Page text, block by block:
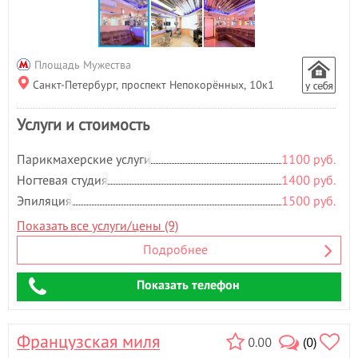
Наращивание волос- 1
Наращивание ногтей- 3
Наращивание ресниц
Нехирургическая
Ногтевая студия- 30
Носогубная складка
О
Обертывание- 7
Оздоровительный массаж
Окрашивание бровей- 3
Окрашивание ресниц- 2
Парафиновые ванночки- 4
Педикюр- 5
Площадь Мужества
Санкт-Петербург, проспект Непокорённых, 10к1
Услуги и стоимость
Парикмахерские услуги
1100 руб.
Ногтевая студия
1400 руб.
Эпиляция
1500 руб.
Показать все услуги/цены (9)
Подробнее
Показать телефон
0.00 (0)
Французская миля